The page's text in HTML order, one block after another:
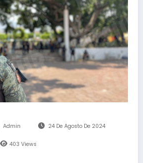
Admin 24 De Agosto De 2024
403 Views